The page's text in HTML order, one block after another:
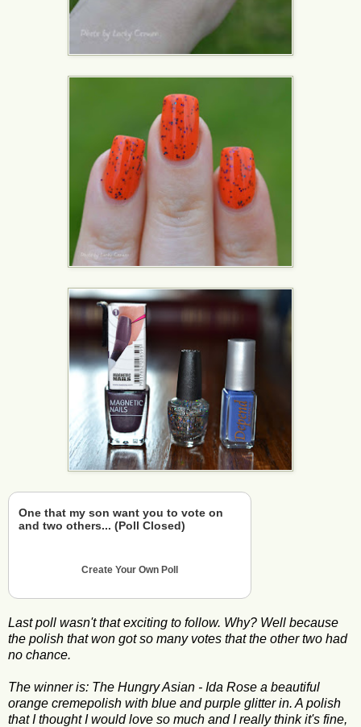
One that my son want you to vote on
and two others... (Poll Closed)
Create Your Own Poll
Last poll wasn't that exciting to follow. Why? Well because
the polish that won got so many votes that the other two had
no chance.
The winner is: The Hungry Asian - Ida Rose a beautiful
orange cremepolish with blue and purple glitter in. A polish
that I thought I would love so much and I really think it's fine,